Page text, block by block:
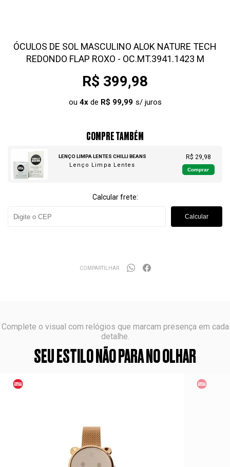
ÓCULOS DE SOL MASCULINO ALOK NATURE TECH
REDONDO FLAP ROXO - OC.MT.3941.1423 M
R$ 399,98
ou 4xde R$ 99,99
COMPRE TAMBÉM
LENÇO LIMPA LENTES CHILLI BEANS
Lenço Limpa Lentes
R$ 29,98
Comprar
Calcular frete:
Calcular
COMPARTILHAR
Complete o visual com relógios que marcam presença em cada
detalhe.
SEU ESTILO NÃO PARA NO OLHAR